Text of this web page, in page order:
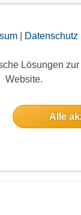
| Datenschutz
Lösungen
Website.
Alle
für eingeloggte